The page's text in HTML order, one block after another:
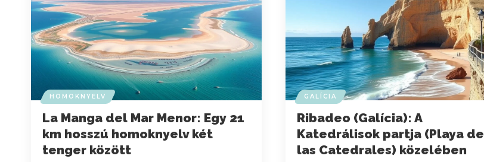
HOMOKNYELV
La Manga del Mar Menor: Egy 21
km hosszú homoknyelv két
tenger között
GALÍCIA
Ribadeo (Galícia): A
Katedrálisok partja (Playa de
las Catedrales) közelében